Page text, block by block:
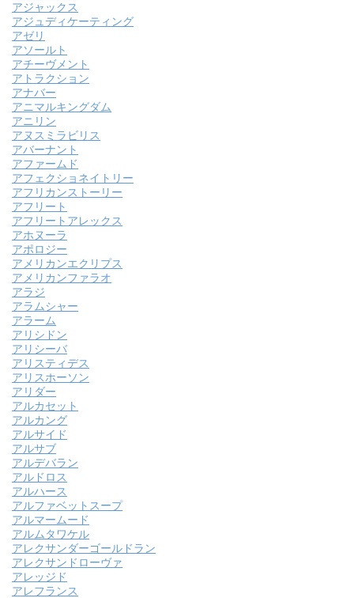
アジャックス
アジュディケーティング
アゼリ
アソールト
アチーヴメント
アトラクション
アナバー
アニマルキングダム
アニリン
アヌスミラビリス
アバーナント
アファームド
アフェクショネイトリー
アフリカンストーリー
アフリート
アフリートアレックス
アホヌーラ
アポロジー
アメリカンエクリプス
アメリカンファラオ
アラジ
アラムシャー
アラーム
アリシドン
アリシーバ
アリスティデス
アリスホーソン
アリダー
アルカセット
アルカング
アルサイド
アルサブ
アルデバラン
アルドロス
アルハース
アルファベットスープ
アルマームード
アルムタワケル
アレクサンダーゴールドラン
アレクサンドローヴァ
アレッジド
アレフランス